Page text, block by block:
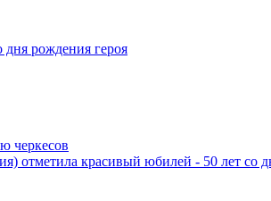
рождения героя
черкесов
отметила красивый юбилей - 50 лет со